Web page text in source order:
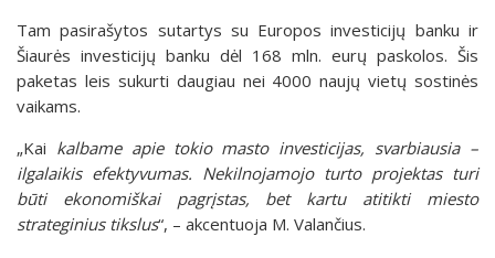
Tam pasirašytos sutartys su Europos investicijų banku ir
Šiaurės investicijų banku dėl 168 mln. eurų paskolos. Šis
paketas leis sukurti daugiau nei 4000 naujų vietų sostinės
vaikams.
„Kai kalbame apie tokio masto investicijas, svarbiausia –
ilgalaikis efektyvumas. Nekilnojamojo turto projektas turi
būti ekonomiškai pagrįstas, bet kartu atitikti miesto
strateginius tikslus“, – akcentuoja M. Valančius.